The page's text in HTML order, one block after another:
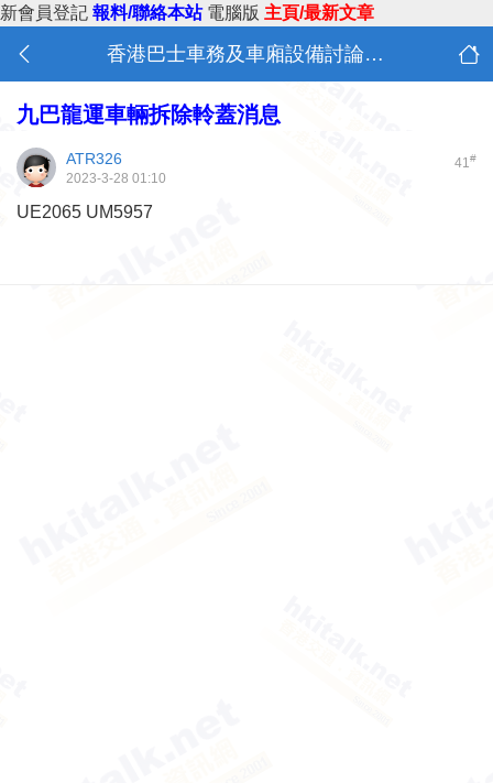
新會員登記 報料/聯絡本站 電腦版 主頁/最新文章
香港巴士車務及車廂設備討論 (B0)
九巴龍運車輛拆除軨蓋消息
41#
ATR326
2023-3-28 01:10
UE2065 UM5957